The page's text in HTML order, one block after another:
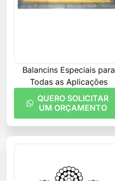
Balancins Especiais para
Todas as Aplicações
QUERO SOLICITAR
UM ORÇAMENTO